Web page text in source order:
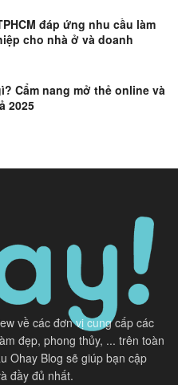
đáp ứng nhu cầu làm
cho nhà ở và doanh
Cẩm nang mở thẻ online và
2025
về các đơn vị cung cấp các
đẹp, phong thủy, ... trên toàn
Ohay Blog sẽ giúp bạn cập
đầy đủ nhất.